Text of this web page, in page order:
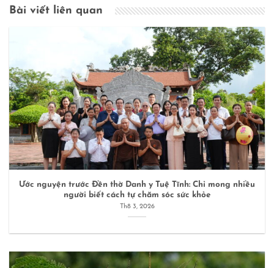
Bài viết liên quan
Ước nguyện trước Đền thờ Danh y Tuệ Tĩnh: Chỉ mong nhiều
người biết cách tự chăm sóc sức khỏe
Th8 3, 2026